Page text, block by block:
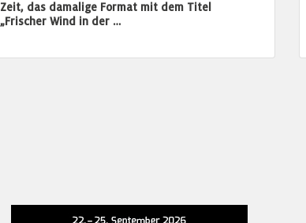
Zeit, das damalige Format mit dem Titel
„Frischer Wind in der …